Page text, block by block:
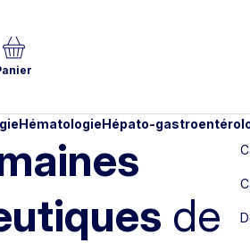
HématologieHépato-
de